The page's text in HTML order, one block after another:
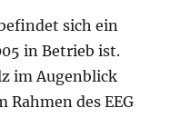
sich ein
in Betrieb ist.
im Augenblick
des EEG